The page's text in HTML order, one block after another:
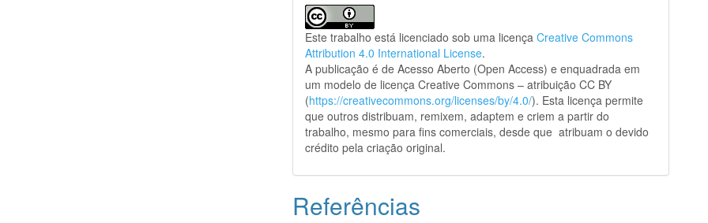
Este trabalho está licenciado sob uma licençaCreative Commons
Attribution 4.0 International License.
A publicação é de Acesso Aberto (Open Access) e enquadrada em
um modelo de licença Creative Commons – atribuição CC BY
(https://creativecommons.org/licenses/by/4.0/). Esta licença permite
que outros distribuam, remixem, adaptem e criem a partir do
trabalho, mesmo para fins comerciais, desde que atribuam o devido
crédito pela criação original.
Referências